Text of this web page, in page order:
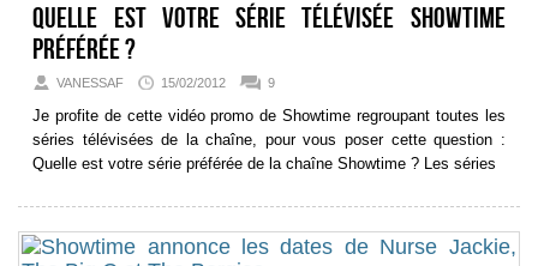
Quelle est votre série télévisée Showtime
préférée ?
VANESSAF 15/02/2012 9
Je profite de cette vidéo promo de Showtime regroupant toutes les
séries télévisées de la chaîne, pour vous poser cette question :
Quelle est votre série préférée de la chaîne Showtime ? Les séries